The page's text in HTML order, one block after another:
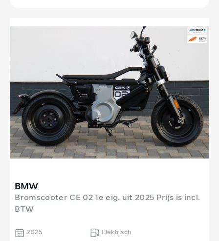
BMW
Bromscooter CE 02 1e eig. uit 2025 Prijs is incl.
BTW
2025
Elektrisch